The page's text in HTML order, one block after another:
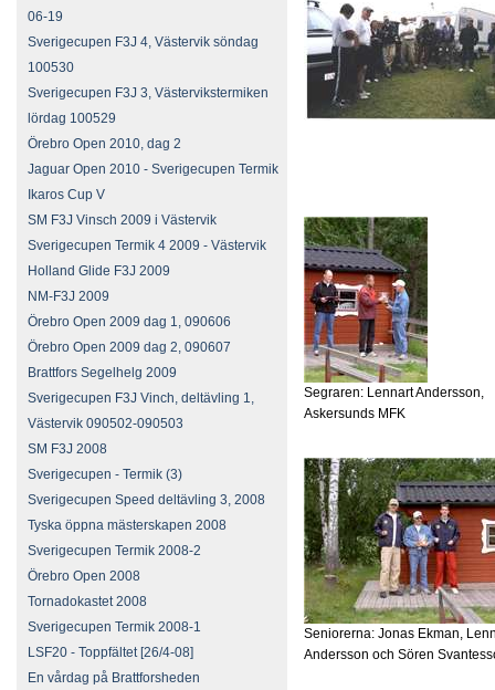
06-19
Sverigecupen F3J 4, Västervik söndag
100530
Sverigecupen F3J 3, Västervikstermiken
lördag 100529
Örebro Open 2010, dag 2
Jaguar Open 2010 - Sverigecupen Termik
Ikaros Cup V
SM F3J Vinsch 2009 i Västervik
Sverigecupen Termik 4 2009 - Västervik
Holland Glide F3J 2009
NM-F3J 2009
Örebro Open 2009 dag 1, 090606
Örebro Open 2009 dag 2, 090607
Brattfors Segelhelg 2009
Sverigecupen F3J Vinch, deltävling 1,
Västervik 090502-090503
SM F3J 2008
Sverigecupen - Termik (3)
Sverigecupen Speed deltävling 3, 2008
Tyska öppna mästerskapen 2008
Sverigecupen Termik 2008-2
Örebro Open 2008
Tornadokastet 2008
Sverigecupen Termik 2008-1
LSF20 - Toppfältet [26/4-08]
En vårdag på Brattforsheden
Segraren: Lennart Andersson,
Askersunds MFK
Seniorerna: Jonas Ekman,
Andersson och Sören